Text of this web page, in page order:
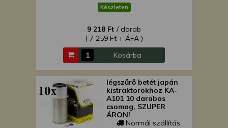
Készleten
9 218 Ft / darab
( 7 259 Ft + ÁFA )
Kosárba
légszűrő betét japán
kistraktorokhoz KA-
A101 10 darabos
csomag, SZUPER
ÁRON!
Normál szállítás